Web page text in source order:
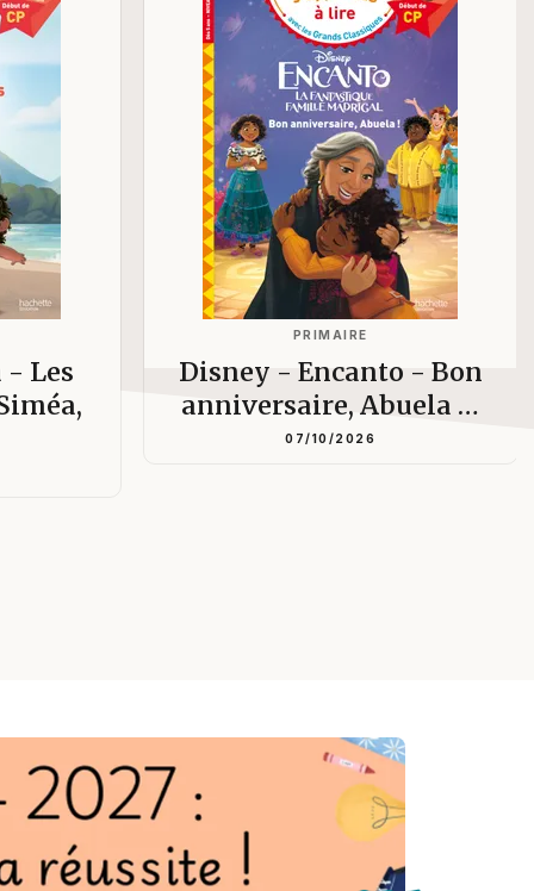
- Les
PRIMAIRE
Disney - Encanto - Bon
anniversaire, Abuela …
07/10/2026